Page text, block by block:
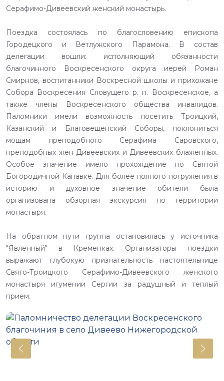
Серафимо-Дивеевский женский монастырь.
Поездка состоялась по благословению епископа
Городецкого и Ветлужского Парамона. В состав
делегации вошли: исполняющий обязанности
благочинного Воскресенского округа иерей Роман
Смирнов, воспитанники Воскресной школы и прихожане
Собора Воскресения Словущего р. п. Воскресенское, а
также члены Воскресенского общества инвалидов.
Паломники имели возможность посетить Троицкий,
Казанский и Благовещенский Соборы, поклониться
мощам преподобного Серафима Саровского,
преподобных жен Дивеевских и Дивеевских блаженных.
Особое значение имело прохождение по Святой
Богородичной Канавке. Для более полного погружения в
историю и духовное значение обители была
организована обзорная экскурсия по территории
монастыря.
На обратном пути группа остановилась у источника
"Явленный" в Кременках. Организаторы поездки
выражают глубокую признательность настоятельнице
Свято-Троицкого Серафимо-Дивеевского женского
монастыря игумении Сергии за радушный и теплый
прием.